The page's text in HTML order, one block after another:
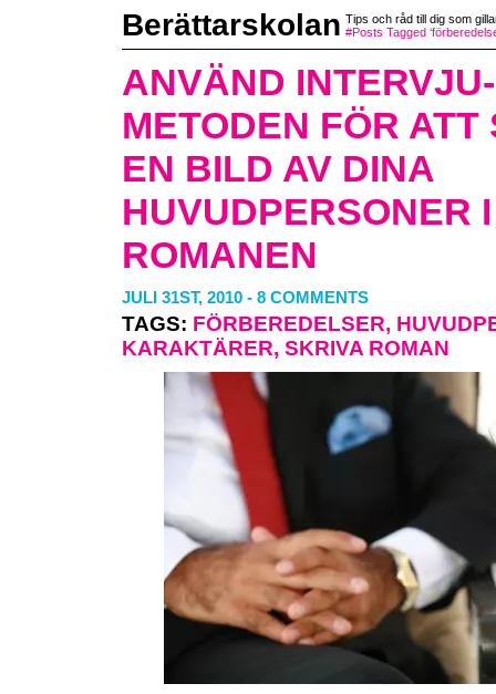
Berättarskolan Tips och råd till dig som
#Posts Tagged
ANVÄND INTERVJU-
METODEN FÖR ATT
EN BILD AV DINA
HUVUDPERSONER I
ROMANEN
JULI 31ST, 2010 - 8 COMMENTS
TAGS: FÖRBEREDELSER,
KARAKTÄRER, SKRIVA ROMAN